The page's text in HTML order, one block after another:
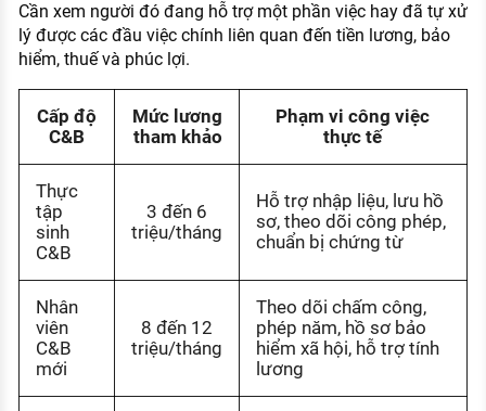
Cần xem người đó đang hỗ trợ một phần việc hay đã tự xử
lý được các đầu việc chính liên quan đến tiền lương, bảo
hiểm, thuế và phúc lợi.
Cấp độ
C&B
Mức lương
tham khảo
Phạm vi công việc
thực tế
Thực
tập
sinh
C&B
3 đến 6
triệu/tháng
Hỗ trợ nhập liệu, lưu hồ
sơ, theo dõi công phép,
chuẩn bị chứng từ
Nhân
viên
C&B
mới
8 đến 12
triệu/tháng
Theo dõi chấm công,
phép năm, hồ sơ bảo
hiểm xã hội, hỗ trợ tính
lương